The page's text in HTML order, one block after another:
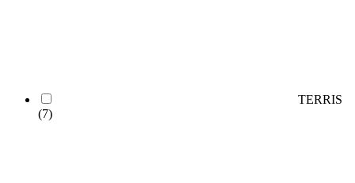
TERRIS
(7)